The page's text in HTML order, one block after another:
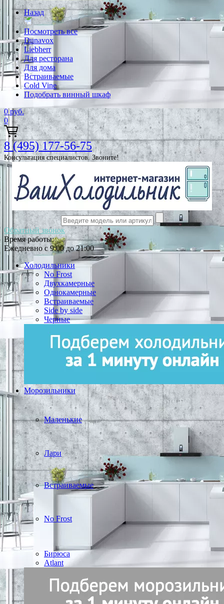
Назад
Посмотреть все
Dunavox
Liebherr
Для ресторана
Для дома
Встраиваемые
Cold Vine
Подобрать винный шкаф
0 руб.
0
8 (495) 177-56-75
Консультация специалистов. Звоните!
Обратный звонок
Время работы:
Ежедневно с 9:00 до 21:00
Холодильники
No Frost
Двухкамерные
Однокамерные
Встраиваемые
Side by side
Черные
Морозильники
Маленькие
Лари
Встраиваемые
No Frost
Бирюса
Atlant